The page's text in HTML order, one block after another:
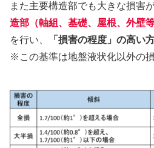
また主要構造部でも大きな損害
造部（軸組、基礎、屋根、外壁
を行い、
「損害の程度」の高い
※この基準は地盤液状化以外の